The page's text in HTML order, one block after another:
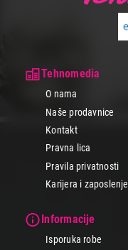
Tehnomedia
O nama
Naše prodavnice
Kontakt
Pravna lica
Pravila privatnosti
Karijera i zaposlenje
Informacije
Isporuka robe